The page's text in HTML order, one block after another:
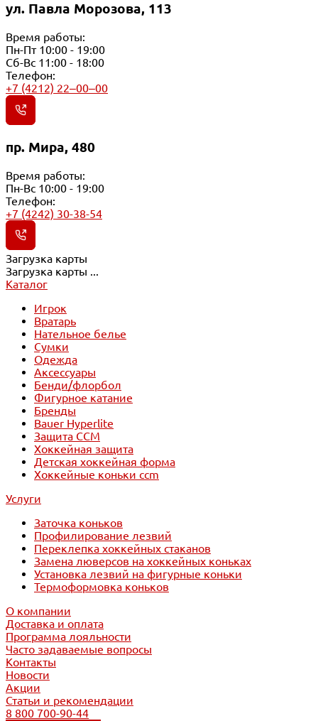
ул. Павла Морозова, 113
Время работы:
Пн-Пт 10:00 - 19:00
Сб-Вс 11:00 - 18:00
Телефон:
+7 (4212) 22‒00‒00
пр. Мира, 480
Время работы:
Пн-Вс 10:00 - 19:00
Телефон:
+7 (4242) 30-38-54
Загрузка карты
Загрузка карты ...
Каталог
Игрок
Вратарь
Нательное белье
Сумки
Одежда
Аксессуары
Бенди/флорбол
Фигурное катание
Бренды
Bauer Hyperlite
Защита CCM
Хоккейная защита
Детская хоккейная форма
Хоккейные коньки ccm
Услуги
Заточка коньков
Профилирование лезвий
Переклепка хоккейных стаканов
Замена люверсов на хоккейных коньках
Установка лезвий на фигурные коньки
Термоформовка коньков
О компании
Доставка и оплата
Программа лояльности
Часто задаваемые вопросы
Контакты
Новости
Акции
Статьи и рекомендации
8 800 700-90-44